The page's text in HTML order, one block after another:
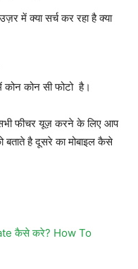
में क्या सर्च कर रहा है क्या
कोन सी फोटो है।
फीचर यूज़ करने के लिए आप
है दूसरे का मोबाइल कैसे
कैसे करे? How To